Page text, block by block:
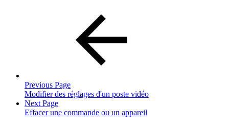
Previous Page
Modifier des réglages d'un poste vidéo
Next Page
Effacer une commande ou un appareil